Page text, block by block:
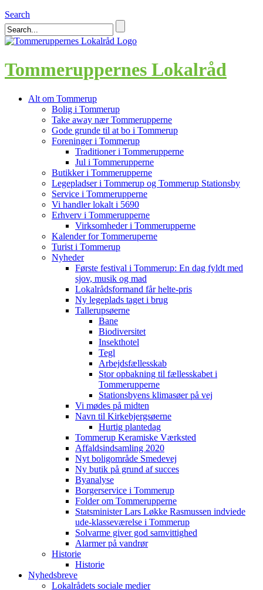
Search
Tommeruppernes Lokalråd
Alt om Tommerup
Bolig i Tommerup
Take away nær Tommerupperne
Gode grunde til at bo i Tommerup
Foreninger i Tommerup
Traditioner i Tommerupperne
Jul i Tommerupperne
Butikker i Tommerupperne
Legepladser i Tommerup og Tommerup Stationsby
Service i Tommerupperne
Vi handler lokalt i 5690
Erhverv i Tommerupperne
Virksomheder i Tommerupperne
Kalender for Tommeruperne
Turist i Tommerup
Nyheder
Første festival i Tommerup: En dag fyldt med
sjov, musik og mad
Lokalrådsformand får helte-pris
Ny legeplads taget i brug
Tallerupsøerne
Bane
Biodiversitet
Insekthotel
Tegl
Arbejdsfællesskab
Stor opbakning til fællesskabet i
Tommerupperne
Stationsbyens klimasøer på vej
Vi mødes på midten
Navn til Kirkebjergsøerne
Hurtig plantedag
Tommerup Keramiske Værksted
Affaldsindsamling 2020
Nyt boligområde Smedevej
Ny butik på grund af succes
Byanalyse
Borgerservice i Tommerup
Folder om Tommerupperne
Statsminister Lars Løkke Rasmussen indviede
ude-klasseværelse i Tommerup
Solvarme giver god samvittighed
Alarmer på vandrør
Historie
Historie
Nyhedsbreve
Lokalrådets sociale medier